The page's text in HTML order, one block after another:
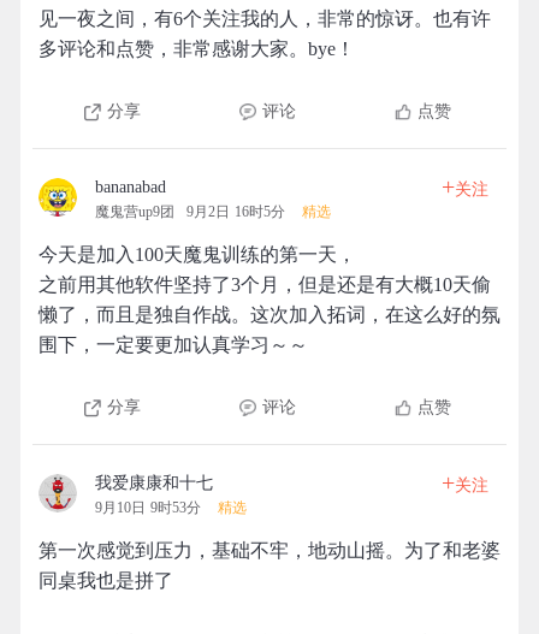
见一夜之间，有6个关注我的人，非常的惊讶。也有许
多评论和点赞，非常感谢大家。bye！
分享 评论 点赞
bananabad
魔鬼营up9团 9月2日 16时5分 精选
+关注
今天是加入100天魔鬼训练的第一天，
之前用其他软件坚持了3个月，但是还是有大概10天偷
懒了，而且是独自作战。这次加入拓词，在这么好的氛
围下，一定要更加认真学习～～
分享 评论 点赞
我爱康康和十七
9月10日 9时53分 精选
+关注
第一次感觉到压力，基础不牢，地动山摇。为了和老婆
同桌我也是拼了